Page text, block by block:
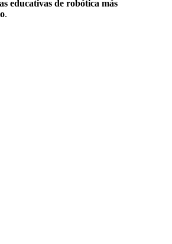
educativas de robótica más
.